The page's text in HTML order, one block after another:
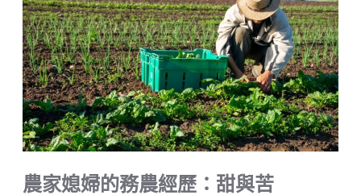
農家媳婦的務農經歷：甜與苦